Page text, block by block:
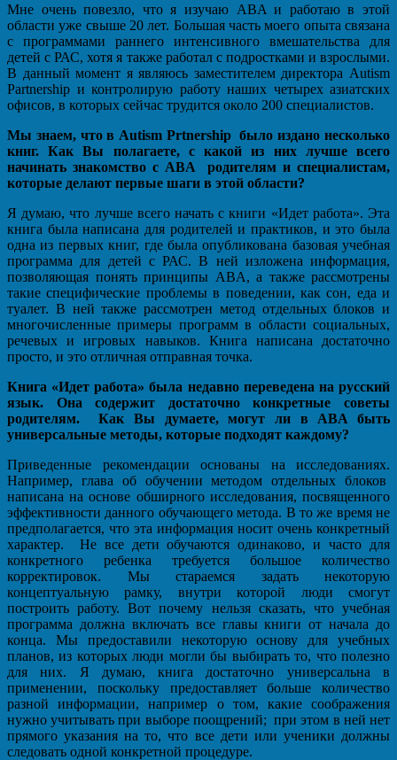
Мне очень повезло, что я изучаю ABA и работаю в этой
области уже свыше 20 лет. Большая часть моего опыта связана
с программами раннего интенсивного вмешательства для
детей с РАС, хотя я также работал с подростками и взрослыми.
В данный момент я являюсь заместителем директора Autism
Partnership и контролирую работу наших четырех азиатских
офисов, в которых сейчас трудится около 200 специалистов.
Мы знаем, что в Autism Prtnership было издано несколько
книг. Как Вы полагаете, с какой из них лучше всего
начинать знакомство с ABA родителям и специалистам,
которые делают первые шаги в этой области?
Я думаю, что лучше всего начать с книги «Идет работа». Эта
книга была написана для родителей и практиков, и это была
одна из первых книг, где была опубликована базовая учебная
программа для детей с РАС. В ней изложена информация,
позволяющая понять принципы ABA, а также рассмотрены
такие специфические проблемы в поведении, как сон, еда и
туалет. В ней также рассмотрен метод отдельных блоков и
многочисленные примеры программ в области социальных,
речевых и игровых навыков. Книга написана достаточно
просто, и это отличная отправная точка.
Книга «Идет работа» была недавно переведена на русский
язык. Она содержит достаточно конкретные советы
родителям. Как Вы думаете, могут ли в ABA быть
универсальные методы, которые подходят каждому?
Приведенные рекомендации основаны на исследованиях.
Например, глава об обучении методом отдельных блоков
написана на основе обширного исследования, посвященного
эффективности данного обучающего метода. В то же время не
предполагается, что эта информация носит очень конкретный
характер. Не все дети обучаются одинаково, и часто для
конкретного ребенка требуется большое количество
корректировок. Мы стараемся задать некоторую
концептуальную рамку, внутри которой люди смогут
построить работу. Вот почему нельзя сказать, что учебная
программа должна включать все главы книги от начала до
конца. Мы предоставили некоторую основу для учебных
планов, из которых люди могли бы выбирать то, что полезно
для них. Я думаю, книга достаточно универсальна в
применении, поскольку предоставляет больше количество
разной информации, например о том, какие соображения
нужно учитывать при выборе поощрений; при этом в ней нет
прямого указания на то, что все дети или ученики должны
следовать одной конкретной процедуре.